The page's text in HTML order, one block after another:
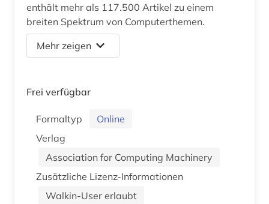
enthält mehr als 117.500 Artikel zu einem
breiten Spektrum von Computerthemen.
Mehr zeigen
Frei verfügbar
Formaltyp
Online
Verlag
Association for Computing Machinery
Zusätzliche Lizenz-Informationen
Walkin-User erlaubt